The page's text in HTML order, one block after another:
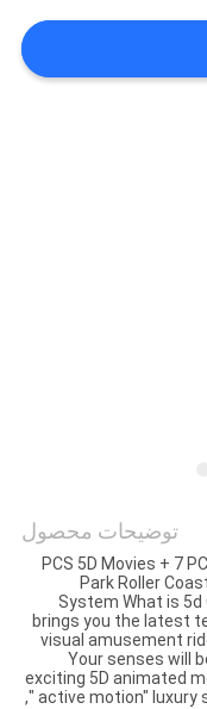
توضیحات محصول
70 PCS 5D Movies +
Park Roller
System What is 5d
brings you the latest
visual amusement
Your senses will
exciting 5D animated
" active motion" luxury